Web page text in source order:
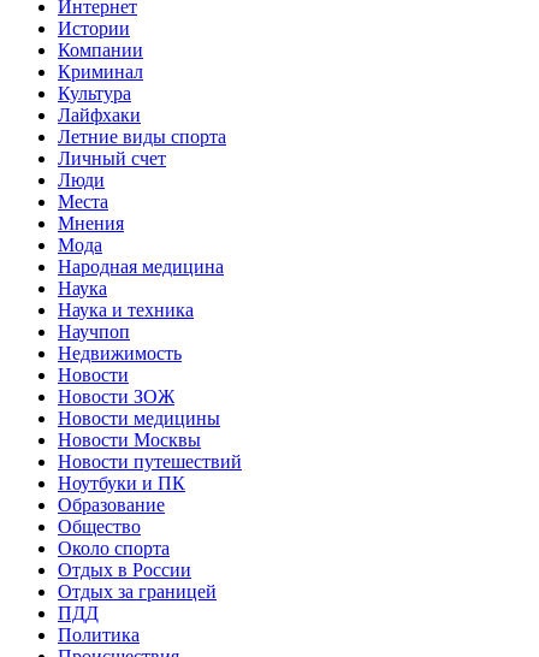
Интернет
Истории
Компании
Криминал
Культура
Лайфхаки
Летние виды спорта
Личный счет
Люди
Места
Мнения
Мода
Народная медицина
Наука
Наука и техника
Научпоп
Недвижимость
Новости
Новости ЗОЖ
Новости медицины
Новости Москвы
Новости путешествий
Ноутбуки и ПК
Образование
Общество
Около спорта
Отдых в России
Отдых за границей
ПДД
Политика